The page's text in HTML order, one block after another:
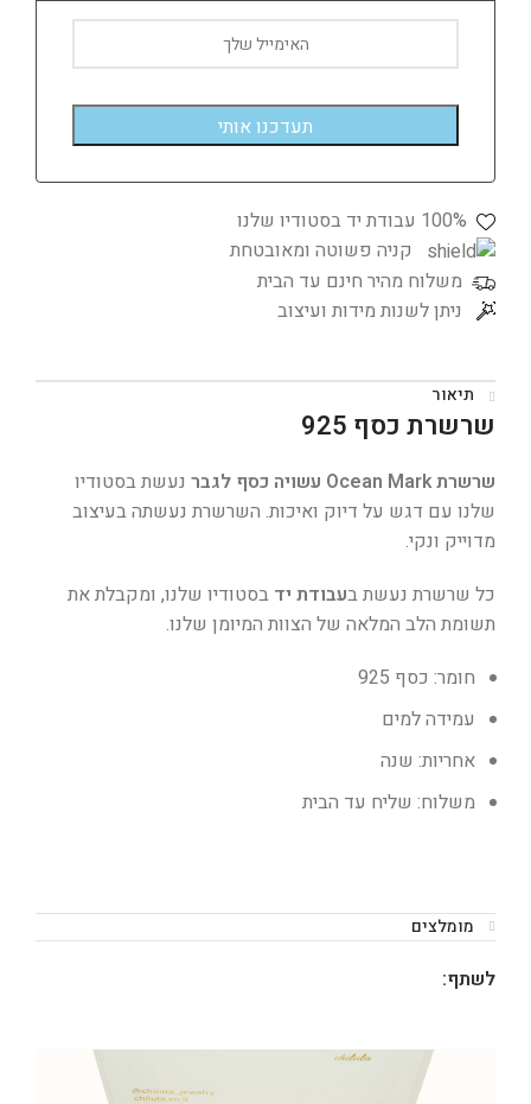
קניה פשוטה ומאובטחת
משלוח מהיר חינם עד הבית
ניתן לשנות מידות ועיצוב
תיאור
שרשרת כסף 925
שרשרת Ocean Mark עשויה כסף לגבר
נעשת בסטודיו
שלנו עם דגש על דיוק ואיכות. השרשרת נעשתה בעיצוב
מדוייק ונקי.
כל שרשרת נעשת בעבודת יד בסטודיו שלנו, ומקבלת את
תשומת הלב המלאה של הצוות המיומן שלנו.
חומר: כסף 925
עמידה למים
אחריות: שנה
משלוח: שליח עד הבית
מומלצים
לשתף: